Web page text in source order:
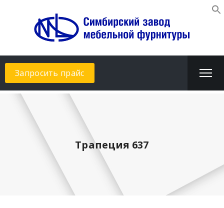
Запросить прайс
Трапеция 637